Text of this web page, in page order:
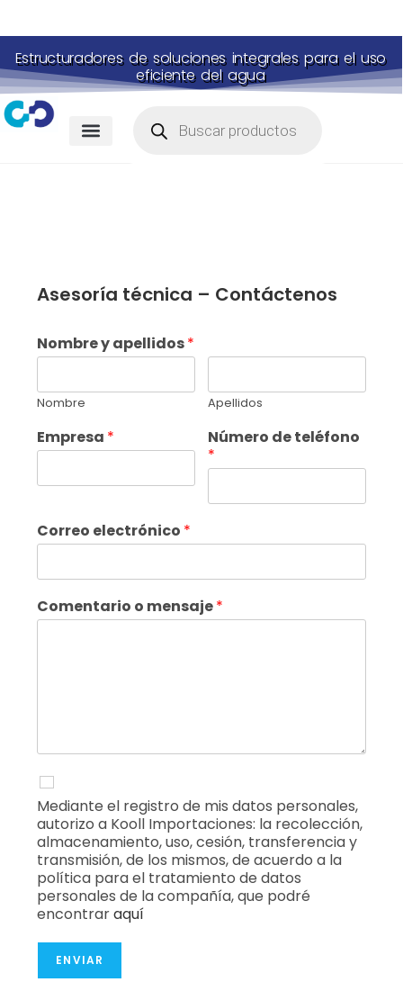
Estructuradores de soluciones integrales para el uso
eficiente del agua
Asesoría técnica – Contáctenos
Nombre y apellidos*
Nombre Apellidos
Empresa *
Número de teléfono
*
Correo electrónico *
Comentario o mensaje*
Mediante el registro de mis datos personales,
autorizo a Kooll Importaciones: la recolección,
almacenamiento, uso, cesión, transferencia y
transmisión, de los mismos, de acuerdo a la
política para el tratamiento de datos
personales de la compañía, que podré
encontraraquí
ENVIAR